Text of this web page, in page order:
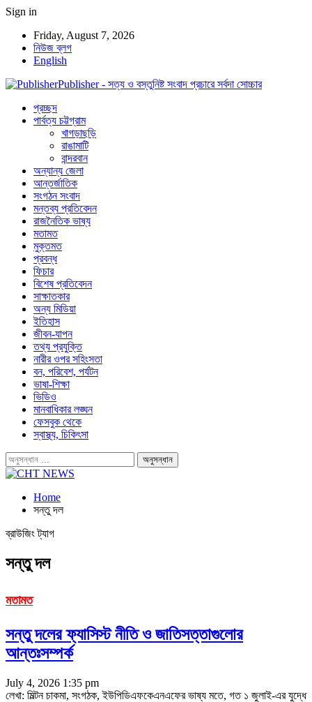
Sign in
Friday, August 7, 2026
নিউজ ব্লগ
English
Publisher - সত্য ও বস্তুনিষ্ট সংবাদ প্রচারে সর্বদা সোচ্চার
প্রচ্ছদ
পার্বত্য চট্টগ্রাম
খাগড়াছড়ি
রাঙামাটি
বান্দরবান
অন্যান্য জেলা
আন্তর্জাতিক
সংগঠন সংবাদ
মন্তব্য প্রতিবেদন
রাজনৈতিক ভাষ্য
মতামত
মুক্তমত
প্রবন্ধ
ফিচার
বিশেষ প্রতিবেদন
সাক্ষাতকার
অন্য মিডিয়া
ইতিহাস
জীবন-যাপন
তথ্য প্রযুক্তি
নারীর ওপর সহিংসতা
বন, পরিবেশ, পর্যটন
ভাষা-শিক্ষা
ভিডিও
মানবাধিকার লঙ্ঘন
ফেসবুক থেকে
স্বাস্থ্য, চিকিৎসা
Home
সন্তু দল
ব্রাউজিং ট্যাগ
সন্তু দল
মতামত
সন্তু দলের ফ্যাসিস্ট নীতি ও জাতিসত্তাগুলোর
আন্তঃসম্পর্ক
July 4, 2026 1:35 pm
লেখা: মিল্টন চাকমা, সংগঠক, ইউপিডিএফকেএনএফের ভাষ্য মতে, গত ১ জুলাই-এর যুদ্ধে